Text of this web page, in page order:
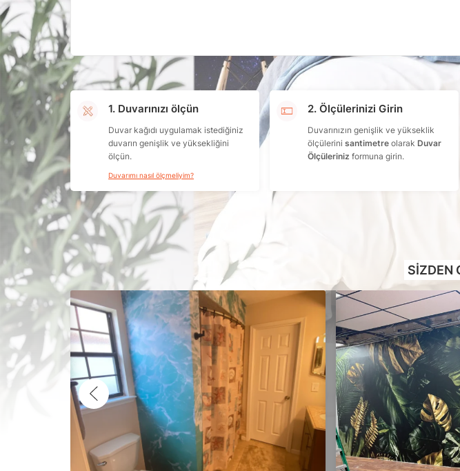
1. Duvarınızı ölçün
Duvar kağıdı uygulamak istediğiniz
duvarın genişlik ve yüksekliğini
ölçün.
Duvarımı nasıl ölçmeliyim?
2. Ölçülerinizi Girin
Duvarınızın genişlik ve yükseklik
ölçülerini santimetreolarak Duvar
Ölçüleriniz formuna girin.
SIZDEN